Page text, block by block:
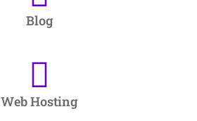
Blog
Web Hosting